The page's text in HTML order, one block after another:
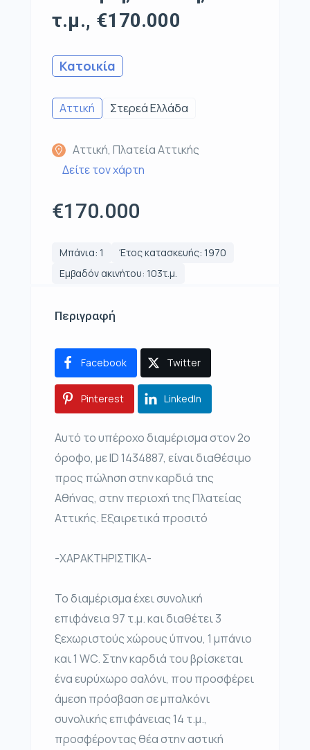
τ.μ., €170.000
Κατοικία
Αττική Στερεά Ελλάδα
Αττική, Πλατεία Αττικής
Δείτε τον χάρτη
€170.000
Μπάνια: 1
Έτος κατασκευής: 1970
Εμβαδόν ακινήτου: 103τ.μ.
Περιγραφή
Facebook Twitter
Pinterest LinkedIn
Αυτό το υπέροχο διαμέρισμα στον 2ο
όροφο, με ID 1434887, είναι διαθέσιμο
προς πώληση στην καρδιά της
Αθήνας, στην περιοχή της Πλατείας
Αττικής. Εξαιρετικά προσιτό
-ΧΑΡΑΚΤΗΡΙΣΤΙΚΑ-
Το διαμέρισμα έχει συνολική
επιφάνεια 97 τ.μ. και διαθέτει 3
ξεχωριστούς χώρους ύπνου, 1 μπάνιο
και 1 WC. Στην καρδιά του βρίσκεται
ένα ευρύχωρο σαλόνι, που προσφέρει
άμεση πρόσβαση σε μπαλκόνι
συνολικής επιφάνειας 14 τ.μ.,
προσφέροντας θέα στην αστική